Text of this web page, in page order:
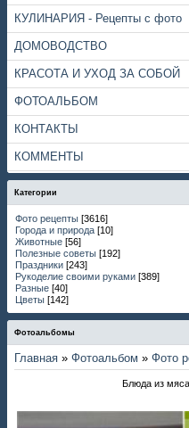
КУЛИНАРИЯ - Рецепты с фото
ДОМОВОДСТВО
КРАСОТА И УХОД ЗА СОБОЙ
ФОТОАЛЬБОМ
КОНТАКТЫ
КОММЕНТЫ
Категории
Фото рецепты [3616]
Города и природа [10]
Животные [56]
Полезные советы [192]
Праздники [243]
Рукоделие своими руками [389]
Разные [40]
Цветы [142]
Фотоальбомы
Главная » Фотоальбом » Фото
Блюда из